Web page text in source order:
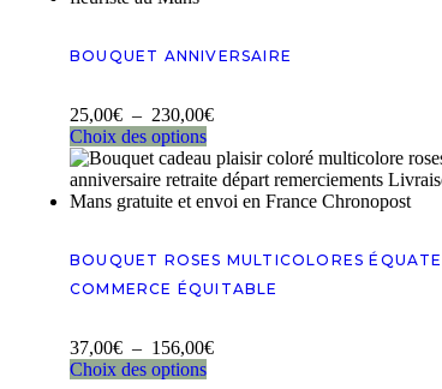
BOUQUET ANNIVERSAIRE
25,00€ – 230,00€
Choix des options
BOUQUET ROSES MULTICOLORES
COMMERCE ÉQUITABLE
37,00€ – 156,00€
Choix des options